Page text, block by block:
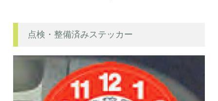
点検・整備済みステッカー